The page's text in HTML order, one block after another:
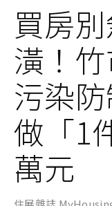
買房
潢！
污染
做「1
萬元